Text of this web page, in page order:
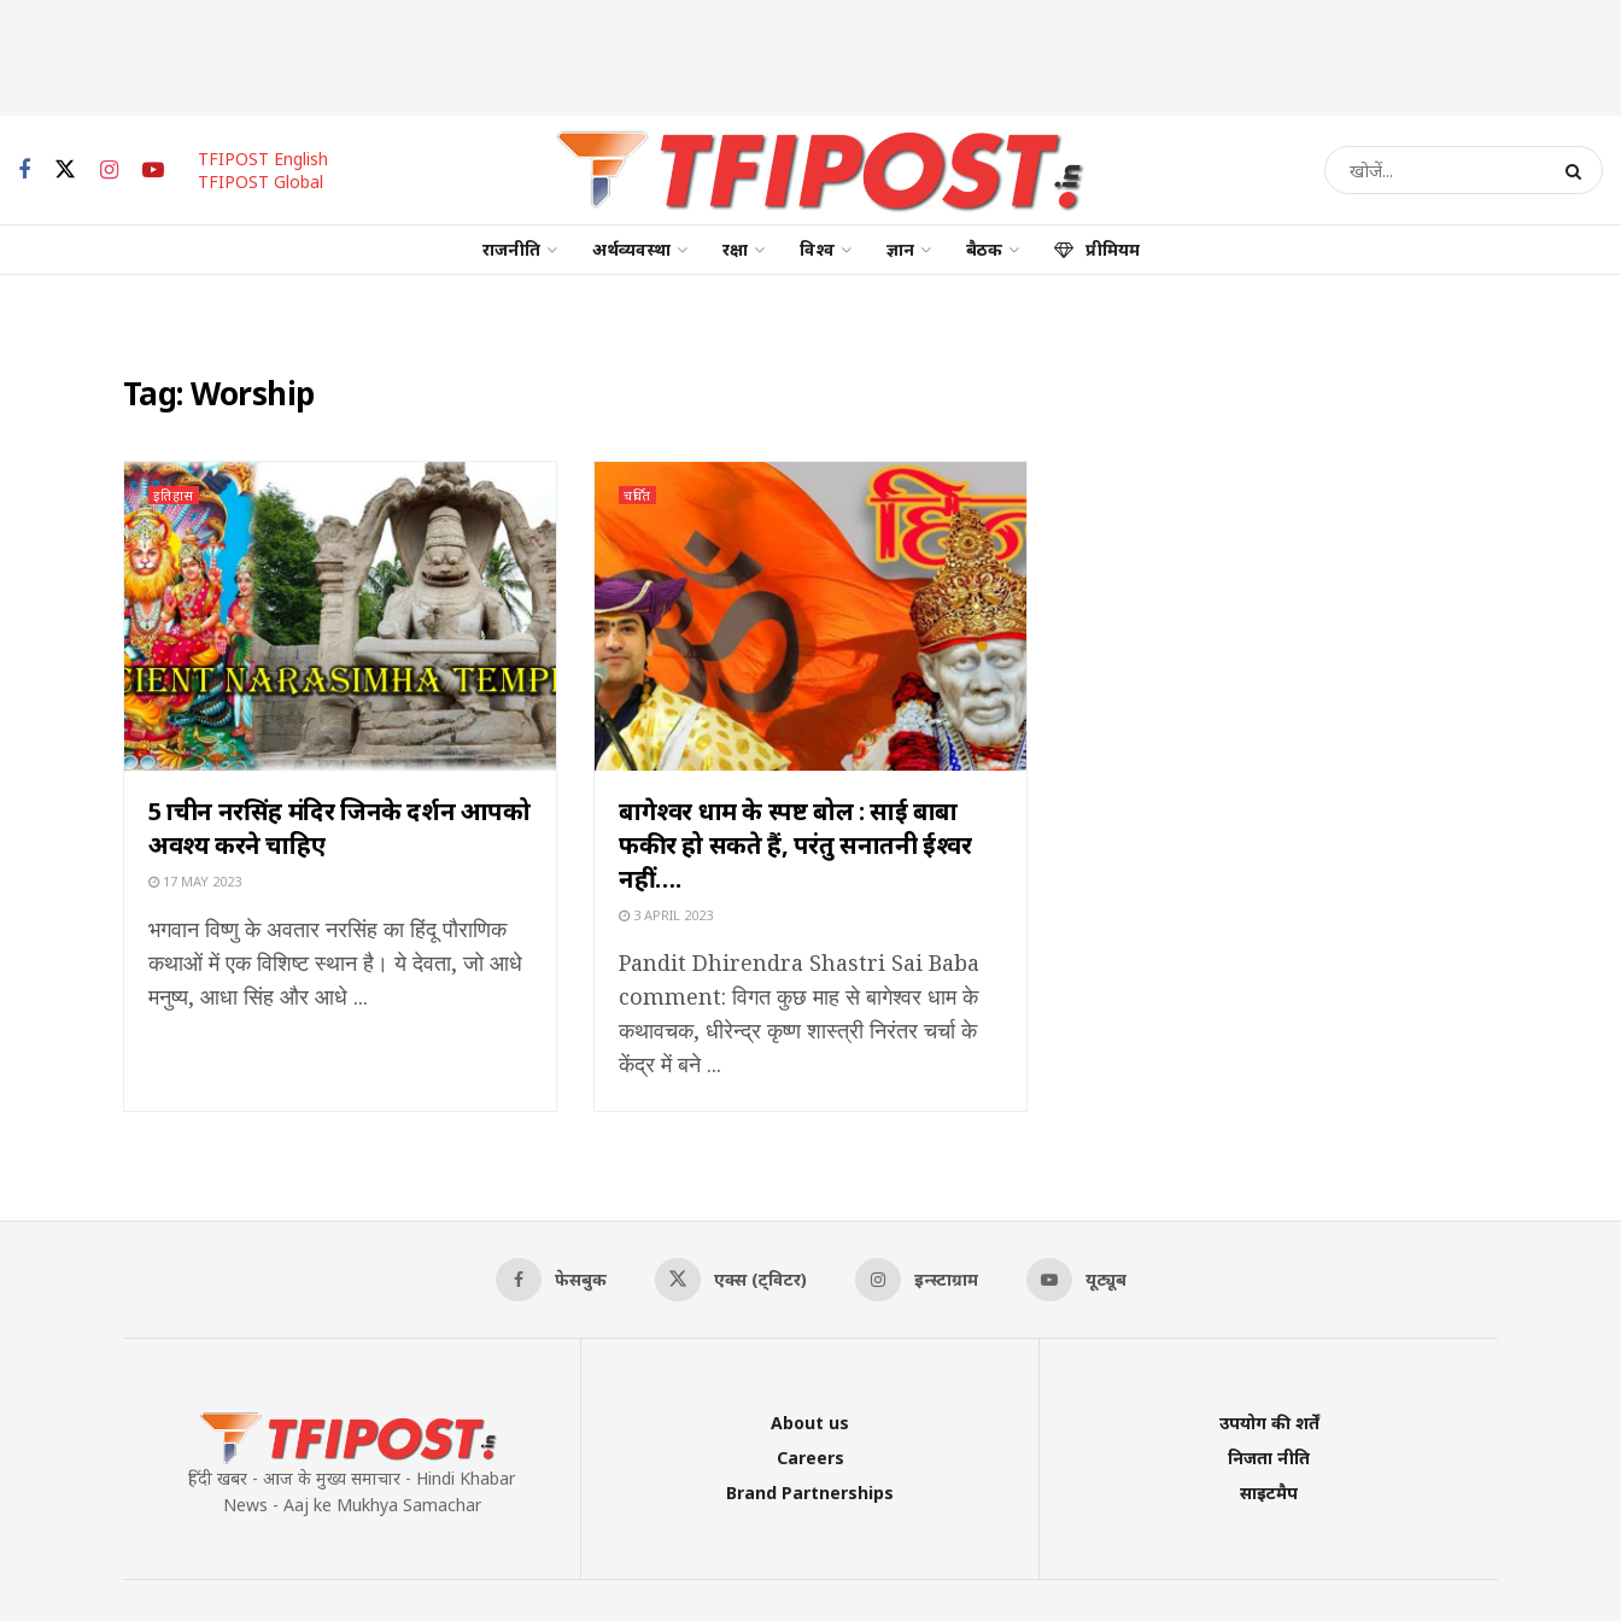
TFIPOST English
TFIPOST Global
राजनीति अर्थव्यवस्था रक्षा विश्व ज्ञान बैठक प्रीमियम
Tag:Worship
इतिहास
5 प्राचीन नरसिंह मंदिर जिनके दर्शन आपको
अवश्य करने चाहिए
17 MAY 2023
भगवान विष्णु के अवतार नरसिंह का हिंदू पौराणिक
कथाओं में एक विशिष्ट स्थान है। ये देवता, जो आधे
मनुष्य, आधा सिंह और आधे ...
चर्चित
बागेश्वर धाम के स्पष्ट बोल : साई बाबा
फकीर हो सकते हैं, परंतु सनातनी ईश्वर
नहीं….
3 APRIL 2023
Pandit Dhirendra Shastri Sai Baba
comment: विगत कुछ माह से बागेश्वर धाम के
कथावचक, धीरेन्द्र कृष्ण शास्त्री निरंतर चर्चा के
केंद्र में बने ...
फेसबुक एक्स (ट्विटर) इन्स्टाग्राम यूट्यूब
हिंदी खबर - आज के मुख्य समाचार - Hindi Khabar
News - Aaj ke Mukhya Samachar
About us
Careers
Brand Partnerships
उपयोग की शर्तें
निजता नीति
साइटमैप